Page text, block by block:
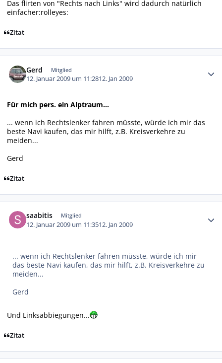
Das flirten von "Rechts nach Links" wird dadurch natürlich
einfacher:rolleyes:
Zitat
Gerd Mitglied
12. Januar 2009 um 11:2812. Jan 2009
Für mich pers. ein Alptraum...
... wenn ich Rechtslenker fahren müsste, würde ich mir das
beste Navi kaufen, das mir hilft, z.B. Kreisverkehre zu
meiden...
Gerd
Zitat
saabitis Mitglied
12. Januar 2009 um 11:3512. Jan 2009
... wenn ich Rechtslenker fahren müsste, würde ich mir
das beste Navi kaufen, das mir hilft, z.B. Kreisverkehre zu
meiden...
Gerd
Und Linksabbiegungen...
Zitat